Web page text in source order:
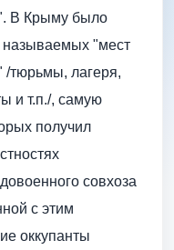
В Крыму было
называемых "мест
/тюрьмы, лагеря,
и т.п./, самую
получил
совхоза
с этим
оккупанты